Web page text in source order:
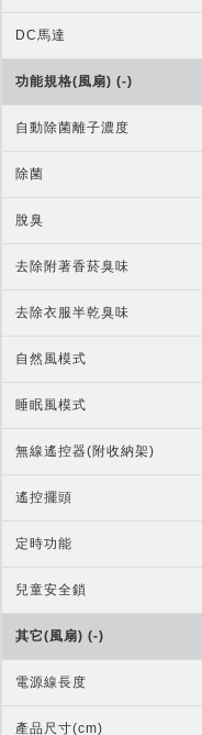
DC馬達
功能規格(風扇) (-)
自動除菌離子濃度
除菌
脫臭
去除附著香菸臭味
去除衣服半乾臭味
自然風模式
睡眠風模式
無線遙控器(附收納架)
遙控擺頭
定時功能
兒童安全鎖
其它(風扇) (-)
電源線長度
產品尺寸(cm)